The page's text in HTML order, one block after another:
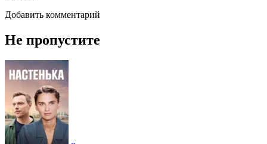
Добавить комментарий
Не пропустите